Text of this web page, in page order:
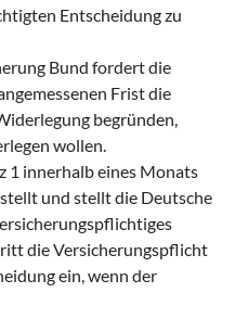
Entscheidung zu
Bund fordert die
Frist die
begründen,
wollen.
1 innerhalb eines Monats
und stellt die Deutsche
die Versicherungspflicht
ein, wenn der